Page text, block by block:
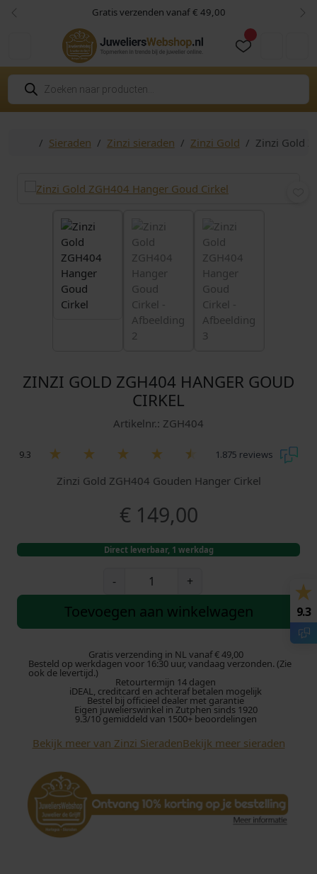
Skip to content
Skip to footer Gratis verzenden vanaf € 49,00
Vorige
P
o
d
HomeSieraden Zinzi sieraden Zinzi Gold Zinzi Gold
ZINZI GOLD ZGH404 HANGER GOUD
CIRKEL
Artikelnr.: ZGH404
9.3 1.875 reviews
Zinzi Gold ZGH404 Gouden Hanger Cirkel
€149,00
Direct leverbaar, 1 werkdag
-
n
G
o
d
Z
H
4
H
+
Toevoegen aan winkelwagen
Gratis verzending in NL vanaf € 49,00
Besteld op werkdagen voor 16:30 uur, vandaag verzonden. (Zie
ook de levertijd.)
Retourtermijn 14 dagen
iDEAL, creditcard en achteraf betalen mogelijk
Bestel bij officieel dealer met garantie
Eigen juwelierswinkel in Zutphen sinds 1920
9.3/10 gemiddeld van 1500+ beoordelingen
Bekijk meer van Zinzi SieradenBekijk meer sieraden
9.3